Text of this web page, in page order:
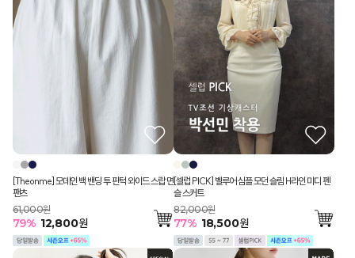
[Theonme] 모데인 백 밴딩 투 핀턱 와이드 스랍 면
팬츠
61,000원
79% 12,800원
[셀럽 PICK] 벨루어 심플 모던 슬림 H라인 미디 펜
슬 스커트
82,000원
77% 18,500원